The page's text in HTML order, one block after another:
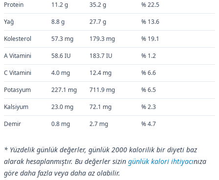
Protein 11.2 g 35.2 g % 22.5
Yağ 8.8 g 27.7 g % 13.6
Kolesterol 57.3 mg 179.3 mg % 19.1
A Vitamini 58.6 IU 183.7 IU % 1.2
C Vitamini 4.0 mg 12.4 mg % 6.6
Potasyum 227.1 mg 711.9 mg % 6.5
Kalsiyum 23.0 mg 72.1 mg % 2.3
Demir 0.8 mg 2.7 mg % 4.7
* Yüzdelik günlük değerler, günlük 2000 kalorilik bir diyeti baz
alarak hesaplanmıştır. Bu değerler sizin günlük kalori ihtiyacınıza
göre daha fazla veya daha az olabilir.